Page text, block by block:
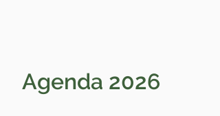
Agenda 2026